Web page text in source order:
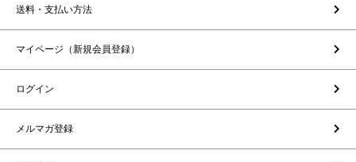
送料・支払い方法
マイページ（新規会員登録）
ログイン
メルマガ登録